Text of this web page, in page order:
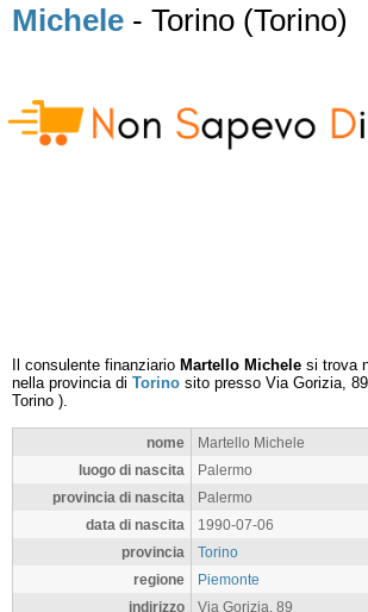
Michele - Torino (Torino)
Il consulente finanziario Martello Michele si trova
nella provincia di Torino sito presso Via Gorizia, 89
Torino ).
nome
Martello Michele
luogo di nascita
Palermo
provincia di nascita
Palermo
data di nascita
1990-07-06
provincia
Torino
regione
Piemonte
indirizzo
Via Gorizia, 89